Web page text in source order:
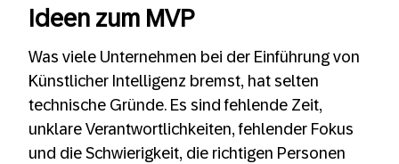
Ideen zum MVP
Was viele Unternehmen bei der Einführung von
Künstlicher Intelligenz bremst, hat selten
technische Gründe. Es sind fehlende Zeit,
unklare Verantwortlichkeiten, fehlender Fokus
und die Schwierigkeit, die richtigen Personen